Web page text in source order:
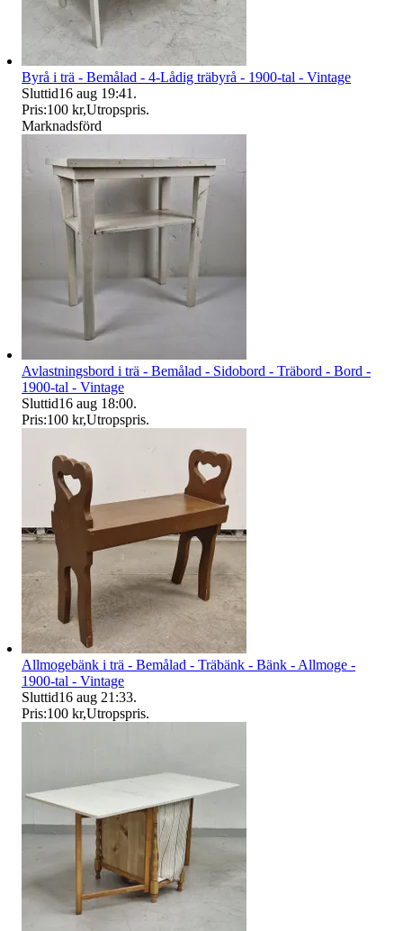
Byrå i trä - Bemålad - 4-Lådig träbyrå - 1900-tal - Vintage
Sluttid16 aug 19:41 .
Pris:100 kr,Utropspris.
Marknadsförd
Avlastningsbord i trä - Bemålad - Sidobord - Träbord - Bord -
1900-tal - Vintage
Sluttid16 aug 18:00.
Pris:100 kr,Utropspris.
Allmogebänk i trä - Bemålad - Träbänk - Bänk - Allmoge -
1900-tal - Vintage
Sluttid16 aug 21:33.
Pris:100 kr,Utropspris.